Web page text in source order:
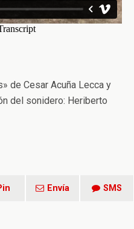
de Cesar Acuña Lecca y
del sonidero: Heriberto
Envía SMS